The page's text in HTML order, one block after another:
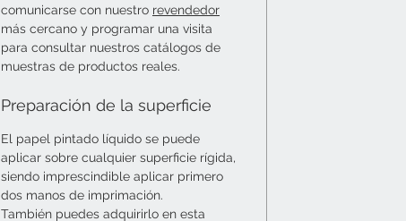
comunicarse con nuestro revendedor
más cercano y programar una visita
para consultar nuestros catálogos de
muestras de productos reales.
Preparación de la superficie
El papel pintado líquido se puede
aplicar sobre cualquier superficie rígida,
siendo imprescindible aplicar primero
dos manos de imprimación.
También puedes adquirirlo en esta